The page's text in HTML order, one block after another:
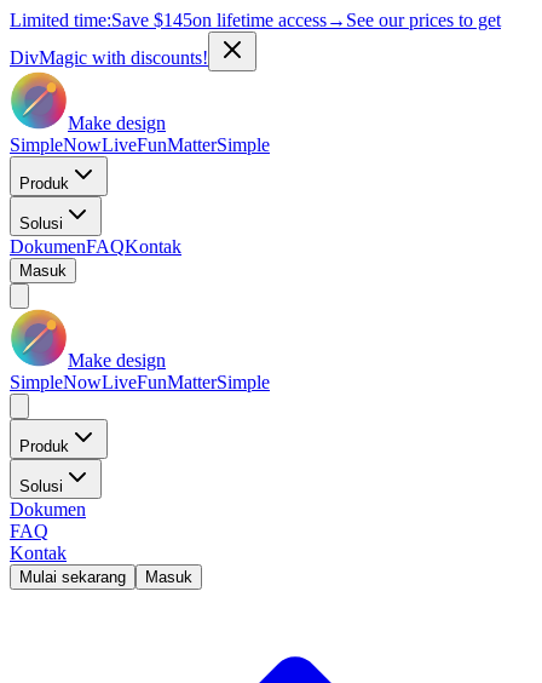
Limited time:Save $145on lifetime access→ See our prices to get
DivMagic with discounts!
Make design
SimpleNowLiveFunMatterSimple
Produk
Solusi
DokumenFAQKontak
Masuk
Make design
SimpleNowLiveFunMatterSimple
Produk
Solusi
Dokumen
FAQ
Kontak
Mulai sekarang Masuk